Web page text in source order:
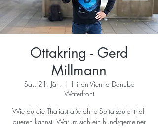
Ottakring - Gerd
Millmann
Sa., 21. Jän.
  |
Hilton Vienna Danube
Waterfront
Wie du die Thaliastraße ohne Spitalsaufenthalt
queren kannst. Warum sich ein hundsgemeiner